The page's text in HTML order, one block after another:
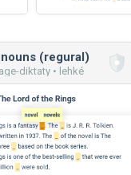
(regural)
diktaty • lehké